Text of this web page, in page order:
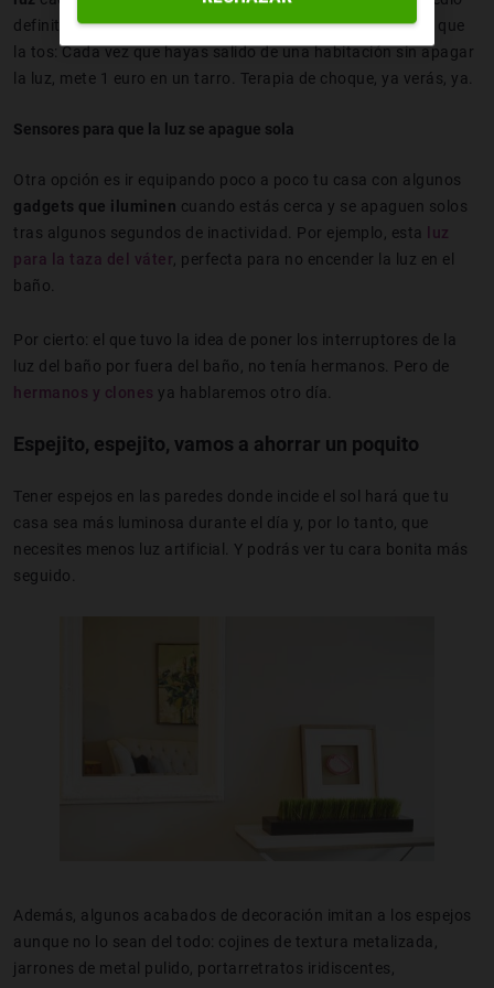
definitivo pero quizás te pueda ayudar un juego más viejo que
la tos: Cada vez que hayas salido de una habitación sin apagar
la luz, mete 1 euro en un tarro. Terapia de choque, ya verás, ya.
Sensores para que la luz se apague sola
Otra opción es ir equipando poco a poco tu casa con algunos
gadgets que iluminen cuando estás cerca y se apaguen solos
tras algunos segundos de inactividad. Por ejemplo, esta
luz
para la taza del váter, perfecta para no encender la luz en el
baño.
Por cierto: el que tuvo la idea de poner los interruptores de la
luz del baño por fuera del baño, no tenía hermanos. Pero de
hermanos y clones ya hablaremos otro día.
Espejito, espejito, vamos a ahorrar un poquito
Tener espejos en las paredes donde incide el sol hará que tu
casa sea más luminosa durante el día y, por lo tanto, que
necesites menos luz artificial. Y podrás ver tu cara bonita más
seguido.
Además, algunos acabados de decoración imitan a los espejos
aunque no lo sean del todo: cojines de textura metalizada,
jarrones de metal pulido, portarretratos iridiscentes,